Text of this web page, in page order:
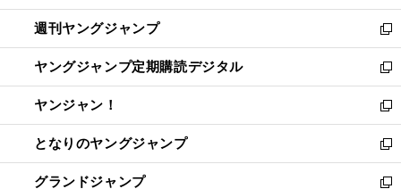
開
く
ウ
で
開
く
ン
ド
ウ
で
開
く
ウ
ィ
ン
ド
ウ
で
開
く
週刊ヤングジャンプ
新
し
い
ウ
ィ
ン
ド
ウ
で
ヤングジャンプ定期購読デジタル
新
し
い
ウ
ィ
ン
ド
ヤンジャン！
新
し
い
ウ
ィ
となりのヤングジャンプ
新
し
い
グランドジャンプ
新